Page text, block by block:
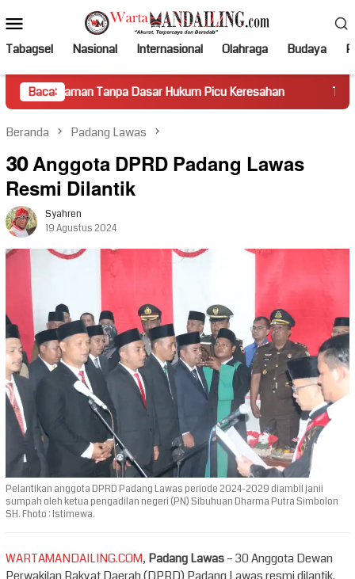
ke
kontenMobile
Tabagsel Nasional Internasional Olahraga Budaya
Baca:
Tanpa Dasar Hukum Picu Keresahan Truk Miring Hambat
Beranda Padang Lawas
30 Anggota DPRD Padang Lawas
Resmi Dilantik
Syahren
19 Agustus 2024
Pelantikan anggota DPRD Padang Lawas periode 2024-2029 diambil janii
sumpah oleh ketua pengadilan negeri (PN) Sibuhuan Dharma Putra Simbolon
SH. Fhoto : Istimewa.
WARTAMANDAILING.COM, Padang Lawas– 30 Anggota Dewan